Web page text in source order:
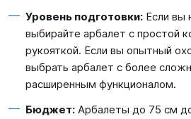
Уровень подготовки: Если вы
выбирайте арбалет с простой
рукояткой. Если вы опытный
выбрать арбалет с более
расширенным функционалом.
Бюджет: Арбалеты до 75 см